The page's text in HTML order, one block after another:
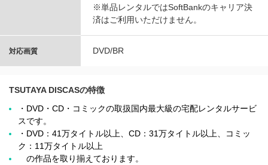
※単品レンタルではSoftBankのキャリア決
済はご利用いただけません。
対応画質 DVD/BR
TSUTAYA DISCASの特徴
・DVD・CD・コミックの取扱国内最大級の宅配レンタルサービ
スです。
・DVD：41万タイトル以上、CD：31万タイトル以上、コミッ
ク：11万タイトル以上
の作品を取り揃えております。